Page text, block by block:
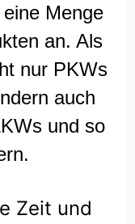
Menge
an. Als
nur PKWs
auch
und so
Zeit und